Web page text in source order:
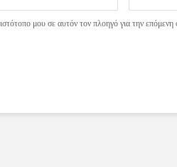
μου σε αυτόν τον πλοηγό για την